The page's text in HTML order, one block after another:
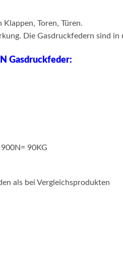
Toren, Türen.
Die Gasdruckfedern sind
Gasdruckfeder:
90KG
als bei Vergleichsprodukten